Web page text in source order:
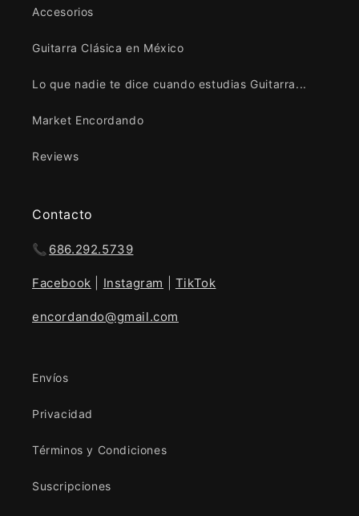
Accesorios
Guitarra Clásica en México
Lo que nadie te dice cuando estudias Guitarra...
Market Encordando
Reviews
Contacto
📞 686.292.5739
Facebook Instagram TikTok
encordando@gmail.com
Envíos
Privacidad
Términos y Condiciones
Suscripciones